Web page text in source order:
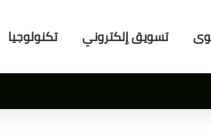
تسويق إلكتروني تكنولوجيا